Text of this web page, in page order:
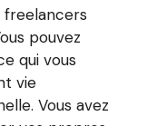
freelancers
pouvez
qui vous
vie
Vous avez